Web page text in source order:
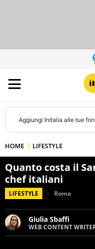
Aggiungi InItalia alle tue
HOME LIFESTYLE
Quanto costa il
chef italiani
LIFESTYLE Roma
Giulia Sbaffi
WEB CONTENT
Web content writer